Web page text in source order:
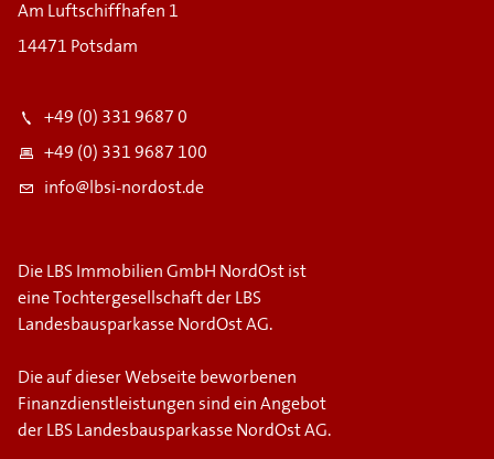
Am Luftschiffhafen 1
14471 Potsdam
+49 (0) 331 9687 0
+49 (0) 331 9687 100
info@lbsi-nordost.de
Die LBS Immobilien GmbH NordOst ist
eine Tochtergesellschaft der LBS
Landesbausparkasse NordOst AG.
Die auf dieser Webseite beworbenen
Finanzdienstleistungen sind ein Angebot
der LBS Landesbausparkasse NordOst AG.